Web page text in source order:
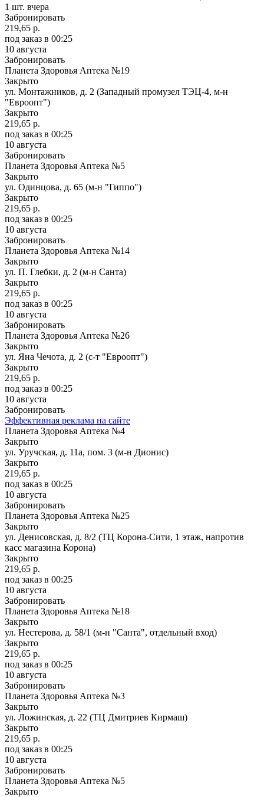
1 шт. вчера
Забронировать
219,65 р.
под заказ в 00:25
10 августа
Забронировать
Планета Здоровья Аптека №19
Закрыто
ул. Монтажников, д. 2 (Западный промузел ТЭЦ-4, м-н
"Евроопт")
Закрыто
219,65 р.
под заказ в 00:25
10 августа
Забронировать
Планета Здоровья Аптека №5
Закрыто
ул. Одинцова, д. 65 (м-н "Гиппо")
Закрыто
219,65 р.
под заказ в 00:25
10 августа
Забронировать
Планета Здоровья Аптека №14
Закрыто
ул. П. Глебки, д. 2 (м-н Санта)
Закрыто
219,65 р.
под заказ в 00:25
10 августа
Забронировать
Планета Здоровья Аптека №26
Закрыто
ул. Яна Чечота, д. 2 (с-т "Евроопт")
Закрыто
219,65 р.
под заказ в 00:25
10 августа
Забронировать
Эффективная реклама на сайте
Планета Здоровья Аптека №4
Закрыто
ул. Уручская, д. 11а, пом. 3 (м-н Дионис)
Закрыто
219,65 р.
под заказ в 00:25
10 августа
Забронировать
Планета Здоровья Аптека №25
Закрыто
ул. Денисовская, д. 8/2 (ТЦ Корона-Сити, 1 этаж, напротив
касс магазина Корона)
Закрыто
219,65 р.
под заказ в 00:25
10 августа
Забронировать
Планета Здоровья Аптека №18
Закрыто
ул. Нестерова, д. 58/1 (м-н "Санта", отдельный вход)
Закрыто
219,65 р.
под заказ в 00:25
10 августа
Забронировать
Планета Здоровья Аптека №3
Закрыто
ул. Ложинская, д. 22 (ТЦ Дмитриев Кирмаш)
Закрыто
219,65 р.
под заказ в 00:25
10 августа
Забронировать
Планета Здоровья Аптека №5
Закрыто